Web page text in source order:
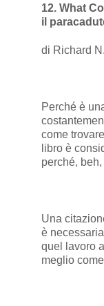
12. What
il
di Richard
Perché è
come
libro è
perché,
Una
è
quel lavoro
meglio